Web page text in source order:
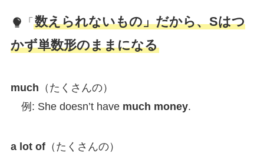
「数えられないもの」だから、Sはつ
かず単数形のままになる
much （たくさんの）
例: She doesn’t have much money.
a lot of（たくさんの）